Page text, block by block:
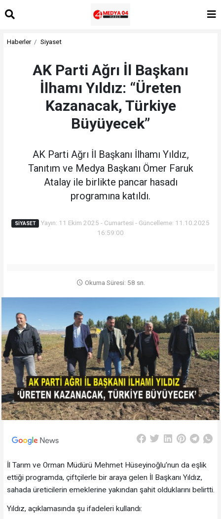
Haberler Siyaset
AK Parti Ağrı İl Başkanı
İlhamı Yıldız: “Üreten
Kazanacak, Türkiye
Büyüyecek”
AK Parti Ağrı İl Başkanı İlhamı Yıldız,
Tanıtım ve Medya Başkanı Ömer Faruk
Atalay ile birlikte pancar hasadı
programına katıldı.
SIYASET
Yayın: 11 Ekim 2025 - Cumartesi - Güncelleme: 11.10.2025
16:59:00
Okuma Süresi: 58 sn.
İl Tarım ve Orman Müdürü Mehmet Hüseyinoğlu’nun da eşlik
ettiği programda, çiftçilerle bir araya gelen İl Başkanı Yıldız,
sahada üreticilerin emeklerine yakından şahit olduklarını belirtti.
Yıldız, açıklamasında şu ifadeleri kullandı: